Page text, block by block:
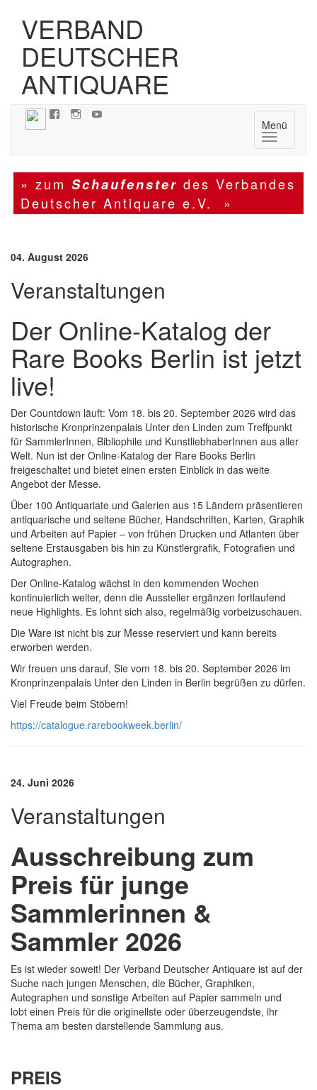
VERBAND
DEUTSCHER
ANTIQUARE
Menü
» zum Schaufenster des Verbandes
Deutscher Antiquare e.V. »
04. August 2026
Veranstaltungen
Der Online-Katalog der
Rare Books Berlin ist jetzt
live!
Der Countdown läuft: Vom 18. bis 20. September 2026 wird das
historische Kronprinzenpalais Unter den Linden zum Treffpunkt
für SammlerInnen, Bibliophile und KunstliebhaberInnen aus aller
Welt. Nun ist der Online-Katalog der Rare Books Berlin
freigeschaltet und bietet einen ersten Einblick in das weite
Angebot der Messe.
Über 100 Antiquariate und Galerien aus 15 Ländern präsentieren
antiquarische und seltene Bücher, Handschriften, Karten, Graphik
und Arbeiten auf Papier – von frühen Drucken und Atlanten über
seltene Erstausgaben bis hin zu Künstlergrafik, Fotografien und
Autographen.
Der Online-Katalog wächst in den kommenden Wochen
kontinuierlich weiter, denn die Aussteller ergänzen fortlaufend
neue Highlights. Es lohnt sich also, regelmäßig vorbeizuschauen.
Die Ware ist nicht bis zur Messe reserviert und kann bereits
erworben werden.
Wir freuen uns darauf, Sie vom 18. bis 20. September 2026 im
Kronprinzenpalais Unter den Linden in Berlin begrüßen zu dürfen.
Viel Freude beim Stöbern!
https://catalogue.rarebookweek.berlin/
24. Juni 2026
Veranstaltungen
Ausschreibung zum
Preis für junge
Sammlerinnen &
Sammler 2026
Es ist wieder soweit! Der Verband Deutscher Antiquare ist auf der
Suche nach jungen Menschen, die Bücher, Graphiken,
Autographen und sonstige Arbeiten auf Papier sammeln und
lobt einen Preis für die originellste oder überzeugendste, ihr
Thema am besten darstellende Sammlung aus.
PREIS